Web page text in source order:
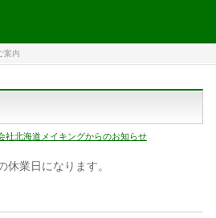
案内
社北海道メイキングからのお知らせ
業日になります。